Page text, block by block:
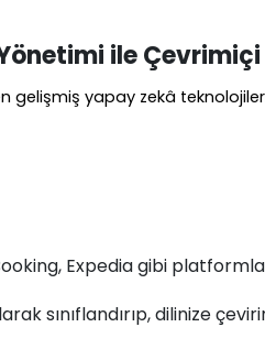
ile Çevrimiçi
gelişmiş yapay zekâ
Expedia gibi
sınıflandırıp, dilinize